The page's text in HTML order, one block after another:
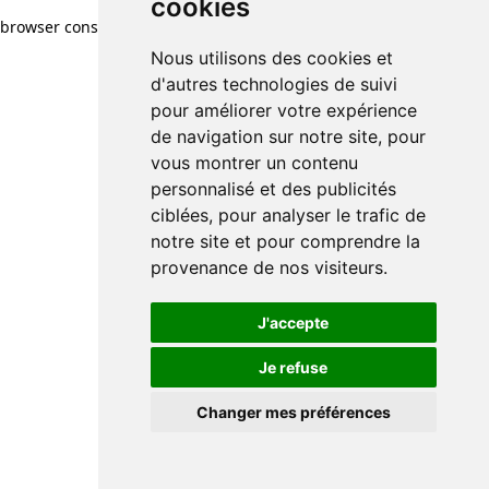
cookies
Nous utilisons des cookies et
d'autres technologies de suivi
pour améliorer votre expérience
de navigation sur notre site, pour
vous montrer un contenu
personnalisé et des publicités
ciblées, pour analyser le trafic de
notre site et pour comprendre la
provenance de nos visiteurs.
J'accepte
Je refuse
Changer mes préférences
browser console for more information)